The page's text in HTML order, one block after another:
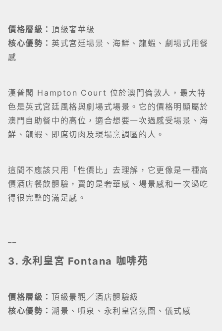
價格層級： 頂級奢華級
核心優勢： 英式宮廷場景、海鮮、龍蝦、劇場式用餐
感
漢普閣 Hampton Court 位於澳門倫敦人，最大特
色是英式宮廷風格與劇場式場景。它的價格明顯屬於
澳門自助餐中的高位，適合想要一次過感受場景、海
鮮、龍蝦、即席切肉及現場烹調區的人。
這間不應該只用「性價比」去理解，它更像是一種高
價酒店餐飲體驗，賣的是奢華感、場景感和一次過吃
得很完整的滿足感。
3. 永利皇宮 Fontana 咖啡苑
價格層級： 頂級景觀／酒店體驗級
核心優勢： 湖景、噴泉、永利皇宮氛圍、儀式感